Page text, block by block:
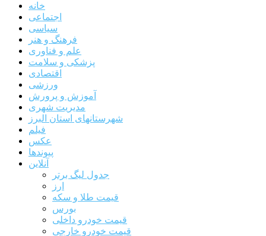
خانه
اجتماعی
سیاسی
فرهنگ و هنر
علم و فناوری
پزشکی و سلامت
اقتصادی
ورزشی
آموزش و پرورش
مدیریت شهری
شهرستانهای استان البرز
فیلم
عکس
پیوندها
آنلاین
جدول لیگ برتر
ارز
قیمت طلا و سکه
بورس
قیمت خودرو داخلی
قیمت خودرو خارجی